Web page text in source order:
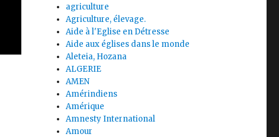
agriculture
Agriculture, élevage.
Aide à l'Eglise en Détresse
Aide aux églises dans le monde
Aleteia, Hozana
ALGERIE
AMEN
Amérindiens
Amérique
Amnesty International
Amour